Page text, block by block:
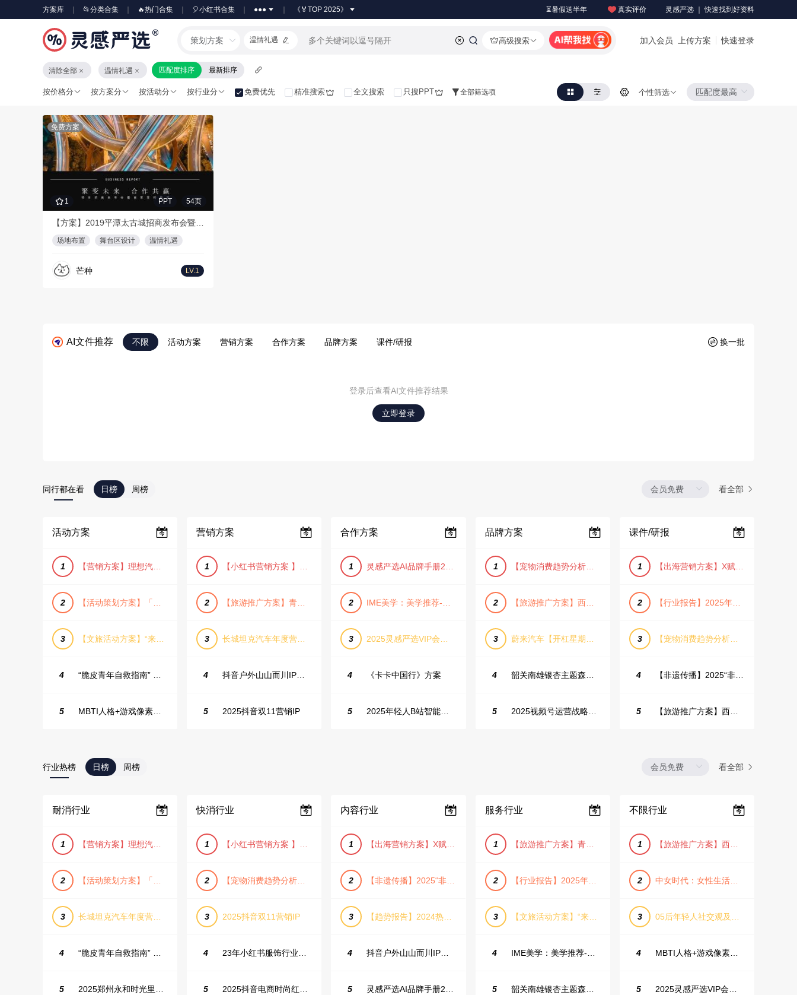
方案库 📂分类合集 🔥热门合集 🎈小红书合集 ●●● 《🏅TOP 2025》 ⏳暑假送半年 真实评价 灵感严选 ｜ 快速找到好资料
策划方案 温情礼遇 高级搜索 加入会员 上传方案 快速登录
清除全部 温情礼遇 匹配度排序 最新排序
按价格分 按方案分 按活动分 按行业分 免费优先 精准搜索 全文搜索 只搜PPT 全部筛选项 个性筛选
免费方案
1 PPT 54页
【方案】2019平潭太古城招商发布会暨商家签约仪式策划方案
场地布置 舞台区设计 温情礼遇
芒种 LV.1
AI文件推荐 不限 活动方案 营销方案 合作方案 品牌方案 课件/研报 换一批
登录后查看AI文件推荐结果
立即登录
同行都在看 日榜 周榜 看全部
活动方案
1 【营销方案】理想汽车车主露营户外旅行保客活动策划方案
2 【活动策划方案】「团圆盛景」趣味中秋游园会活动策划方案
3 【文旅活动方案】“来和月亮撞个满怀”文旅景区中秋露营音乐会团建拓展方案
4 “脆皮青年自救指南” 五一城市解压生活节活动策划案
5 MBTI人格+游戏像素风主题企业年会
营销方案
1 【小红书营销方案 】2025小红书节日大促节点大促IP营销方案
2 【旅游推广方案】青岛城市活力与山海魅力旅游推广方案（PPT格式）
3 长城坦克汽车年度营销活动方案
4 抖音户外山山而川IP整合营销方案
5 2025抖音双11营销IP
合作方案
1 灵感严选AI品牌手册2025_9.0（下载原件更清晰）
2 IME美学：美学推荐-飞猪旅行春节营销通案
3 2025灵感严选VIP会员手册【向团队介绍/采购报销用】
4 《卡卡中国行》方案
5 2025年轻人B站智能生活家趋势报告
品牌方案
1 【宠物消费趋势分析方案】2025年宠物市场消费报告（创意风/橙色风/数据驱动）
2 【旅游推广方案】西安城市旅游介绍PPT（古风/文化/历史）
3 蔚来汽车【开杠星期三】栏目brief
4 韶关南雄银杏主题森林公园总体设计概念规划方案
5 2025视频号运营战略：数据驱动增长全景指南
课件/研报
1 【出海营销方案】X赋能全球决策链成就中国科技品牌2025年营销方案（PDF格式）
2 【行业报告】2025年Q1证券行业薪酬趋势分析
3 【宠物消费趋势分析方案】2025年宠物市场消费报告（创意风/橙色风/数据驱动）
4 【非遗传播】2025“非遗融入现代生活”互联网平台助力非遗传播与消费专题报告（PDF格式）
5 【旅游推广方案】西安城市旅游介绍PPT（古风/文化/历史）
行业热榜 日榜 周榜 看全部
耐消行业
1 【营销方案】理想汽车车主露营户外旅行保客活动策划方案
2 【活动策划方案】「团圆盛景」趣味中秋游园会活动策划方案
3 长城坦克汽车年度营销活动方案
4 “脆皮青年自救指南” 五一城市解压生活节活动策划案
5 2025郑州永和时光里高校街舞大赛活动策划方案
快消行业
1 【小红书营销方案 】2025小红书节日大促节点大促IP营销方案
2 【宠物消费趋势分析方案】2025年宠物市场消费报告（创意风/橙色风/数据驱动）
3 2025抖音双11营销IP
4 23年小红书服饰行业蒲公英投放指南
5 2025抖音电商时尚红人之书
内容行业
1 【出海营销方案】X赋能全球决策链成就中国科技品牌2025年营销方案（PDF格式）
2 【非遗传播】2025“非遗融入现代生活”互联网平台助力非遗传播与消费专题报告（PDF格式）
3 【趋势报告】2024热议话题人群新趋势分析
4 抖音户外山山而川IP整合营销方案
5 灵感严选AI品牌手册2025_9.0（下载原件更清晰）
服务行业
1 【旅游推广方案】青岛城市活力与山海魅力旅游推广方案（PPT格式）
2 【行业报告】2025年Q1证券行业薪酬趋势分析
3 【文旅活动方案】“来和月亮撞个满怀”文旅景区中秋露营音乐会团建拓展方案
4 IME美学：美学推荐-飞猪旅行春节营销通案
5 韶关南雄银杏主题森林公园总体设计概念规划方案
不限行业
1 【旅游推广方案】西安城市旅游介绍PPT（古风/文化/历史）
2 中女时代：女性生活方式及消费洞察
3 05后年轻人社交观及行为研究2025
4 MBTI人格+游戏像素风主题企业年会
5 2025灵感严选VIP会员手册【向团队介绍/采购报销用】